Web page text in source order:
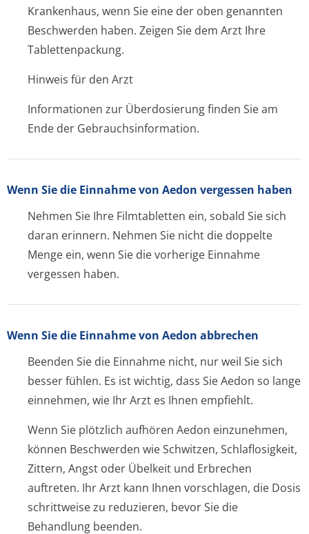
Krankenhaus, wenn Sie eine der oben genannten
Beschwerden haben. Zeigen Sie dem Arzt Ihre
Tablettenpackung.
Hinweis für den Arzt
Informationen zur Überdosierung finden Sie am
Ende der Gebrauchsinfor­mation.
Wenn Sie die Einnahme von Aedon vergessen haben
Nehmen Sie Ihre Filmtabletten ein, sobald Sie sich
daran erinnern. Nehmen Sie nicht die doppelte
Menge ein, wenn Sie die vorherige Einnahme
vergessen haben.
Wenn Sie die Einnahme von Aedon abbrechen
Beenden Sie die Einnahme nicht, nur weil Sie sich
besser fühlen. Es ist wichtig, dass Sie Aedon so lange
einnehmen, wie Ihr Arzt es Ihnen empfiehlt.
Wenn Sie plötzlich aufhören Aedon einzunehmen,
können Beschwerden wie Schwitzen, Schlaflosigkeit,
Zittern, Angst oder Übelkeit und Erbrechen
auftreten. Ihr Arzt kann Ihnen vorschlagen, die Dosis
schrittweise zu reduzieren, bevor Sie die
Behandlung beenden.